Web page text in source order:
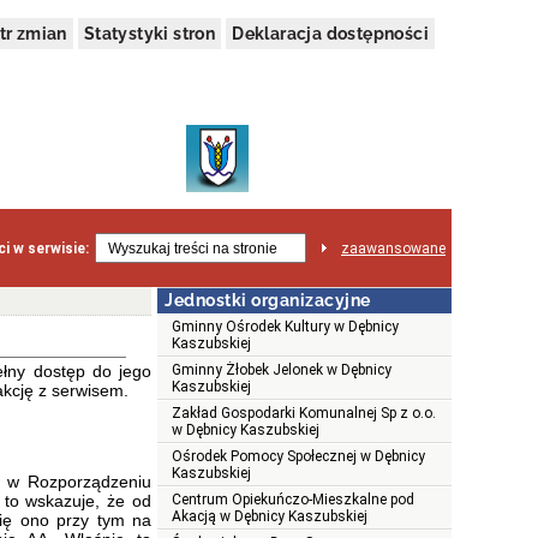
zmian Statystyki stron Deklaracja dostępności
w serwisie: zaawansowane
dostęp do jego
z serwisem.
Rozporządzeniu
wskazuje, że od
ono przy tym na
Jednostki organizacyjne
Gminny Ośrodek Kultury w Dębnicy
Kaszubskiej
Gminny Żłobek Jelonek w Dębnicy
Kaszubskiej
Zakład Gospodarki Komunalnej Sp z o.o.
w Dębnicy Kaszubskiej
Ośrodek Pomocy Społecznej w Dębnicy
Kaszubskiej
Centrum Opiekuńczo-Mieszkalne pod
Akacją w Dębnicy Kaszubskiej